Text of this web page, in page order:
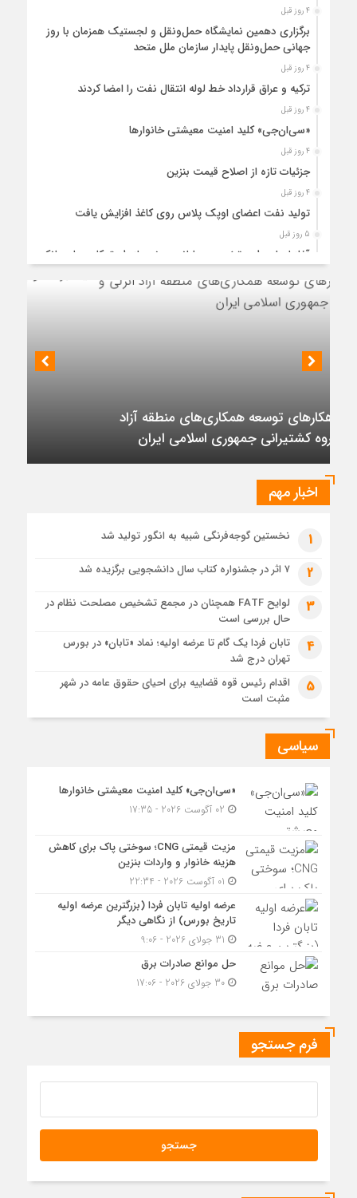
4 روز قبل
برگزاری دهمین نمایشگاه حمل‌ونقل و لجستیک همزمان با روز
جهانی حمل‌ونقل پایدار سازمان ملل متحد
4 روز قبل
ترکیه و عراق قرارداد خط لوله انتقال نفت را امضا کردند
4 روز قبل
«سی‌ان‌جی» کلید امنیت معیشتی خانوارها
4 روز قبل
جزئیات تازه از اصلاح قیمت بنزین
4 روز قبل
تولید نفت اعضای اوپک پلاس روی کاغذ افزایش یافت
5 روز قبل
آغاز اجرای طرح تخصیص یارانه سوخت از طریق کارت‌های بانکی
عملیات اجرایی پروژه تصفیه پساب شهری؛ پتروشیمی تبریز در
مسیر تحقق صنعت سبز
مزیت قیمتی CNG؛ سوختی پاک برای کاهش هزینه خانوار و
واردات بنزین
ظرفیت پالایش جهانی به کمترین میزان در برابر تقاضای نفت
رسیده است
عرضه اولیه تابان فردا (بزرگترین عرضه اولیه تاریخ بورس) از
نگاهی دیگر
1 هفته قبل
حل موانع صادرات برق
نشست رئیس هیأت مدیره گروه سرمایه‌گذاری اهداف با مدیران ارشد شرکت
تأکید بر تداوم حمایت از فاز دوم توسعه میدان
نفتی آذر
اخبار مهم
1 نخستین گوجه‌فرنگی شبیه به انگور تولید شد
2 ۷ اثر در جشنواره کتاب سال دانشجویی برگزیده شد
3
لوایح FATF همچنان در مجمع تشخیص مصلحت نظام در
حال بررسی است
4
تابان فردا یک گام تا عرضه اولیه؛ نماد «تابان» در بورس
تهران درج شد
5
اقدام رئیس قوه قضاییه برای احیای حقوق عامه در شهر
مثبت است
سیاسی
«سی‌ان‌جی» کلید امنیت معیشتی خانوارها
مزیت قیمتی CNG؛ سوختی پاک برای کاهش
هزینه خانوار و واردات بنزین
عرضه اولیه تابان فردا (بزرگترین عرضه اولیه
تاریخ بورس) از نگاهی دیگر
حل موانع صادرات برق
30 جولای 2026 - 17:06
فرم جستجو